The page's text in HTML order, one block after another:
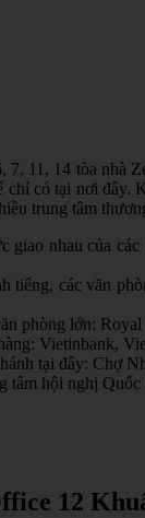
7, 11, 14 tòa nhà
có tại nơi
trung tâm
giao nhau của
tiếng, các văn
phòng lớn:
Vietinbank,
tại đây:
tâm hội nghị
12